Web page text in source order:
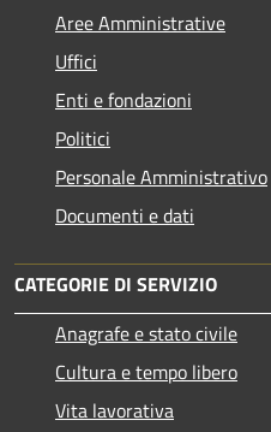
Aree Amministrative
Uffici
Enti e fondazioni
Politici
Personale Amministrativo
Documenti e dati
CATEGORIE DI SERVIZIO
Anagrafe e stato civile
Cultura e tempo libero
Vita lavorativa